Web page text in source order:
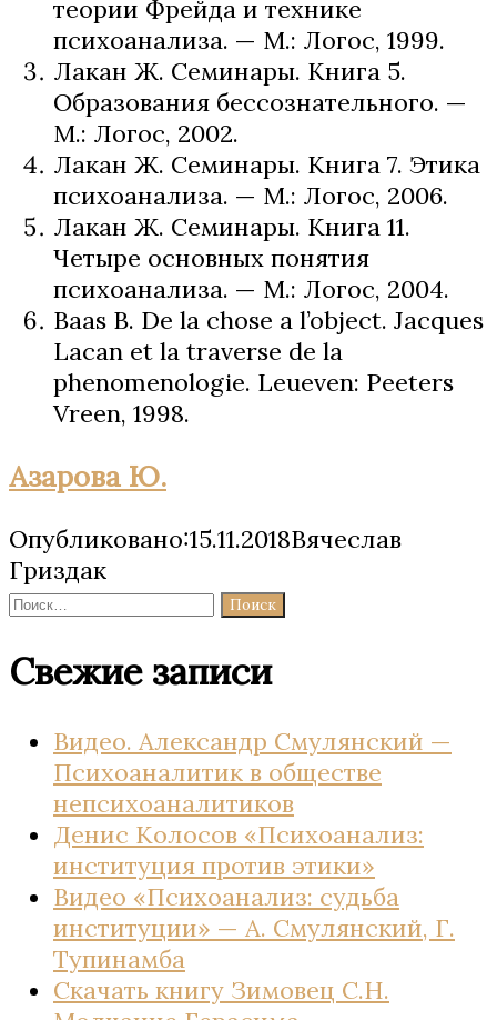
теории Фрейда и технике
психоанализа. — М.: Логос, 1999.
Лакан Ж. Семинары. Книга 5.
Образования бессознательного. —
М.: Логос, 2002.
Лакан Ж. Семинары. Книга 7. Этика
психоанализа. — М.: Логос, 2006.
Лакан Ж. Семинары. Книга 11.
Четыре основных понятия
психоанализа. — М.: Логос, 2004.
Baas B. De la chose a l’object. Jacques
Lacan et la traverse de la
phenomenologie. Leueven: Peeters
Vreen, 1998.
Азарова Ю.
Опубликовано:15.11.2018Вячеслав
Гриздак
Найти:
Свежие записи
Видео. Александр Смулянский —
Психоаналитик в обществе
непсихоаналитиков
Денис Колосов «Психоанализ:
институция против этики»
Видео «Психоанализ: судьба
институции» — А. Смулянский, Г.
Тупинамба
Скачать книгу Зимовец С.Н.